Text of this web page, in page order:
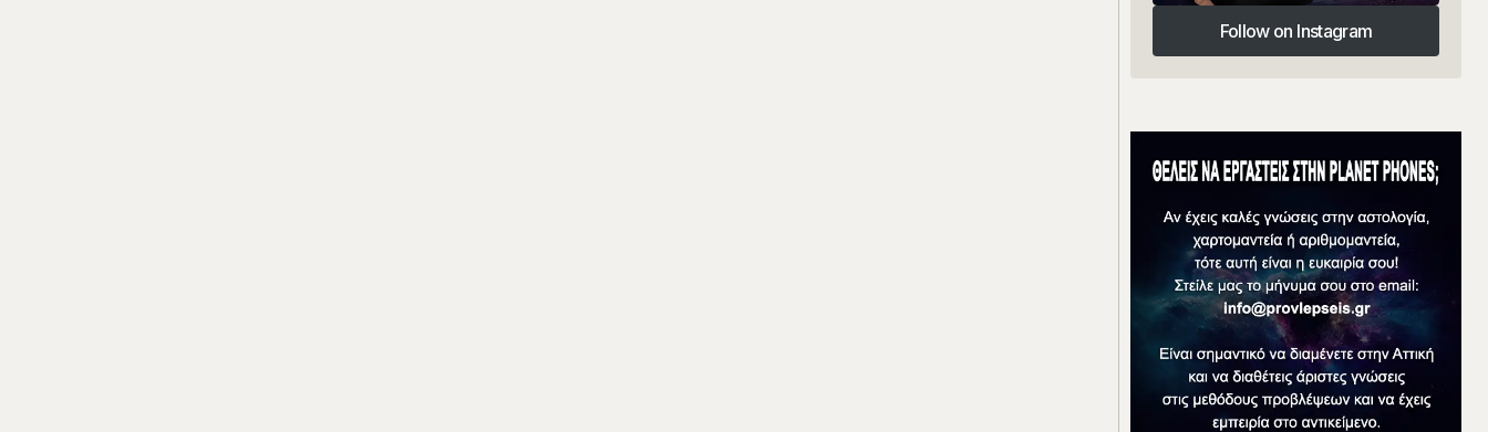
Follow on Instagram
Follow on Instagram